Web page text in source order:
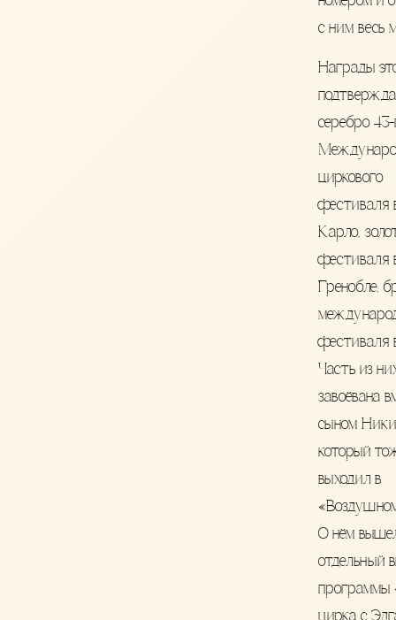
с ним весь
Награды
серебро 43-
циркового
фестиваля
Карло,
фестиваля
Гренобле,
фестиваля
Часть из
завоёвана
сыном
который
выходил в
О нём
отдельный
программы
цирка с